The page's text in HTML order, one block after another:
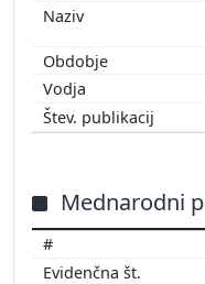
Mednarodni